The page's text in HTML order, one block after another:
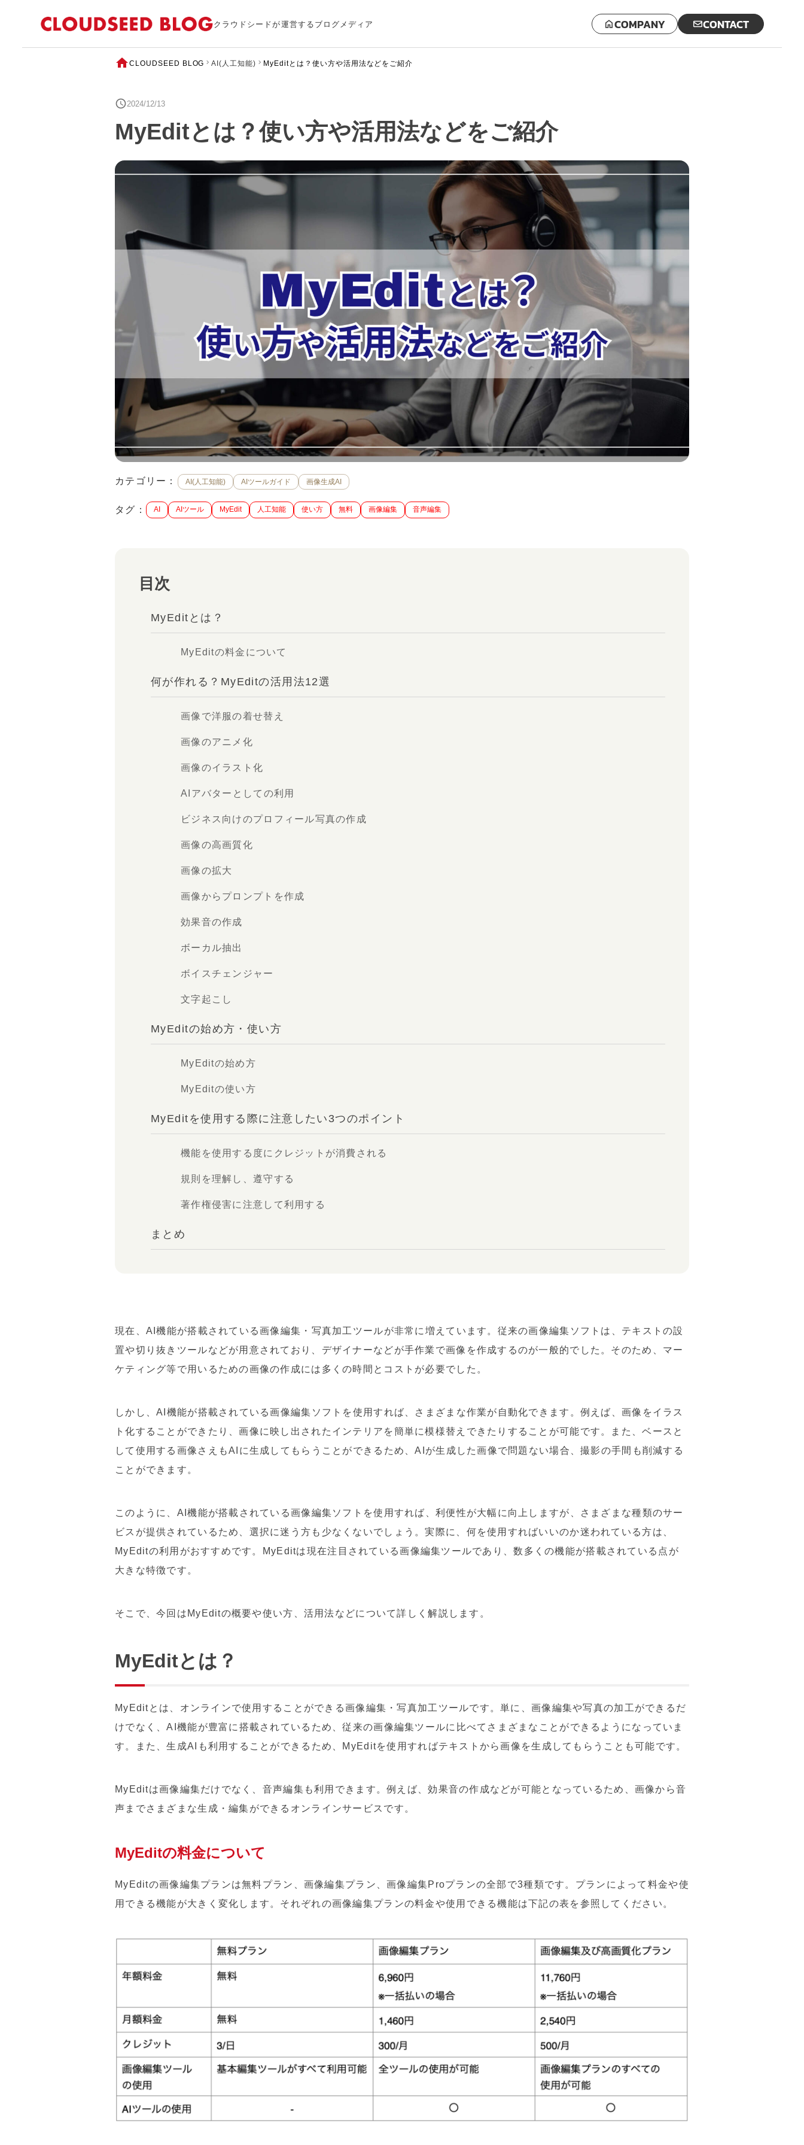
クラウドシードが運営するブログメディア COMPANY CONTACT
CLOUDSEED BLOG AI(人工知能) MyEditとは？使い方や活用法などをご紹介
2024/12/13
MyEditとは？使い方や活用法などをご紹介
カテゴリー： AI(人工知能) AIツールガイド 画像生成AI
タグ： AI AIツール MyEdit 人工知能 使い方 無料 画像編集 音声編集
目次
MyEditとは？
MyEditの料金について
何が作れる？MyEditの活用法12選
画像で洋服の着せ替え
画像のアニメ化
画像のイラスト化
AIアバターとしての利用
ビジネス向けのプロフィール写真の作成
画像の高画質化
画像の拡大
画像からプロンプトを作成
効果音の作成
ボーカル抽出
ボイスチェンジャー
文字起こし
MyEditの始め方・使い方
MyEditの始め方
MyEditの使い方
MyEditを使用する際に注意したい3つのポイント
機能を使用する度にクレジットが消費される
規則を理解し、遵守する
著作権侵害に注意して利用する
まとめ
現在、AI機能が搭載されている画像編集・写真加工ツールが非常に増えています。従来の画像編集ソフトは、テキストの設
置や切り抜きツールなどが用意されており、デザイナーなどが手作業で画像を作成するのが一般的でした。そのため、マー
ケティング等で用いるための画像の作成には多くの時間とコストが必要でした。
しかし、AI機能が搭載されている画像編集ソフトを使用すれば、さまざまな作業が自動化できます。例えば、画像をイラス
ト化することができたり、画像に映し出されたインテリアを簡単に模様替えできたりすることが可能です。また、ベースと
して使用する画像さえもAIに生成してもらうことができるため、AIが生成した画像で問題ない場合、撮影の手間も削減する
ことができます。
このように、AI機能が搭載されている画像編集ソフトを使用すれば、利便性が大幅に向上しますが、さまざまな種類のサー
ビスが提供されているため、選択に迷う方も少なくないでしょう。実際に、何を使用すればいいのか迷われている方は、
MyEditの利用がおすすめです。MyEditは現在注目されている画像編集ツールであり、数多くの機能が搭載されている点が
大きな特徴です。
そこで、今回はMyEditの概要や使い方、活用法などについて詳しく解説します。
MyEditとは？
MyEditとは、オンラインで使用することができる画像編集・写真加工ツールです。単に、画像編集や写真の加工ができるだ
けでなく、AI機能が豊富に搭載されているため、従来の画像編集ツールに比べてさまざまなことができるようになっていま
す。また、生成AIも利用することができるため、MyEditを使用すればテキストから画像を生成してもらうことも可能です。
MyEditは画像編集だけでなく、音声編集も利用できます。例えば、効果音の作成などが可能となっているため、画像から音
声までさまざまな生成・編集ができるオンラインサービスです。
MyEditの料金について
MyEditの画像編集プランは無料プラン、画像編集プラン、画像編集Proプランの全部で3種類です。プランによって料金や使
用できる機能が大きく変化します。それぞれの画像編集プランの料金や使用できる機能は下記の表を参照してください。